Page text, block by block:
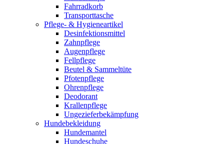
Fahrradkorb
Transporttasche
Pflege- & Hygieneartikel
Desinfektionsmittel
Zahnpflege
Augenpflege
Fellpflege
Beutel & Sammeltüte
Pfotenpflege
Ohrenpflege
Deodorant
Krallenpflege
Ungezieferbekämpfung
Hundebekleidung
Hundemantel
Hundeschuhe